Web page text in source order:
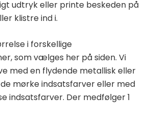
udtryk eller printe beskeden på
klistre ind i.
i forskellige
som vælges her på siden. Vi
med en flydende metallisk eller
mørke indsatsfarver eller med
indsatsfarver. Der medfølger 1